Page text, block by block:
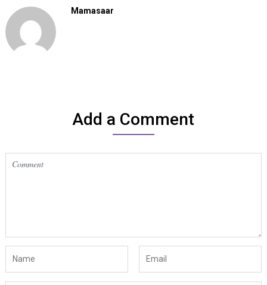
Mamasaar
Add a Comment